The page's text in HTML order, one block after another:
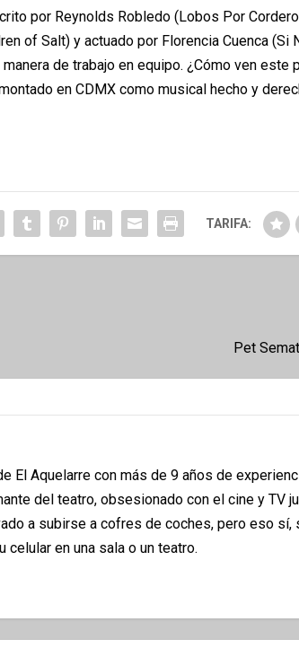
por Reynolds Robledo (Lobos Por
of Salt) y actuado por Florencia Cuenca (Si
de trabajo en equipo. ¿Cómo ven este
en CDMX como musical hecho y
TARIFA:
Pet
El Aquelarre con más de 9 años de
del teatro, obsesionado con el cine y TV
a subirse a cofres de coches, pero eso
celular en una sala o un teatro.